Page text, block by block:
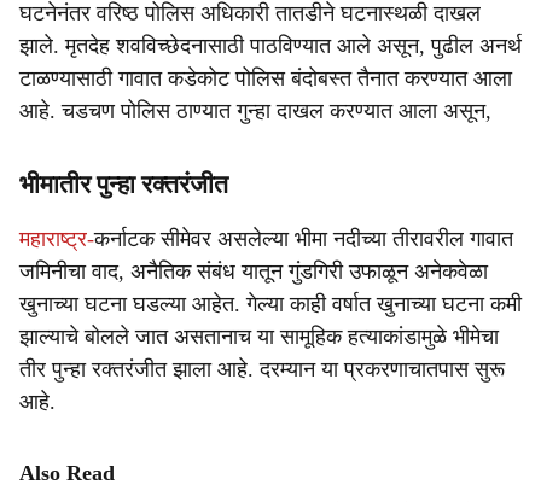
घटनेनंतर वरिष्ठ पोलिस अधिकारी तातडीने घटनास्थळी दाखल
झाले. मृतदेह शवविच्छेदनासाठी पाठविण्यात आले असून, पुढील अनर्थ
टाळण्यासाठी गावात कडेकोट पोलिस बंदोबस्त तैनात करण्यात आला
आहे. चडचण पोलिस ठाण्यात गुन्हा दाखल करण्यात आला असून,
भीमातीर पुन्हा रक्तरंजीत
महाराष्ट्र-कर्नाटक सीमेवर असलेल्या भीमा नदीच्या तीरावरील गावात
जमिनीचा वाद, अनैतिक संबंध यातून गुंडगिरी उफाळून अनेकवेळा
खुनाच्या घटना घडल्या आहेत. गेल्या काही वर्षात खुनाच्या घटना कमी
झाल्याचे बोलले जात असतानाच या सामूहिक हत्याकांडामुळे भीमेचा
तीर पुन्हा रक्तरंजीत झाला आहे. दरम्यान या प्रकरणाचातपास सुरू
आहे.
Also Read